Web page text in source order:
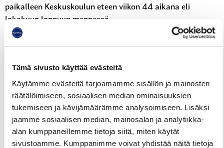
Tämä sivusto käyttää evästeitä
Käytämme evästeitä tarjoamamme sisällön ja mainosten
räätälöimiseen, sosiaalisen median ominaisuuksien
tukemiseen ja kävijämäärämme analysoimiseen. Lisäksi
jaamme sosiaalisen median, mainosalan ja analytiikka-
alan kumppaneillemme tietoja siitä, miten käytät
sivustoamme. Kumppanimme voivat yhdistää näitä tietoja
paikalleen Keskuskoulun eteen viikon 44 aikana eli
lokakuun loppuun mennessä.
Keskuskadulle, liikennevaloristeysten väliin, avautuu
Reittiopas Aikataulut Hinnasto
Juhlapyhät ja loma-ajat